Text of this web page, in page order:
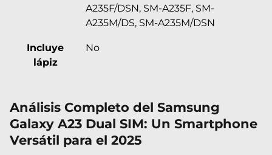
A235F/DSN, SM-A235F, SM-
A235M/DS, SM-A235M/DSN
Incluye
lápiz
No
Análisis Completo del Samsung
Galaxy A23 Dual SIM: Un Smartphone
Versátil para el 2025